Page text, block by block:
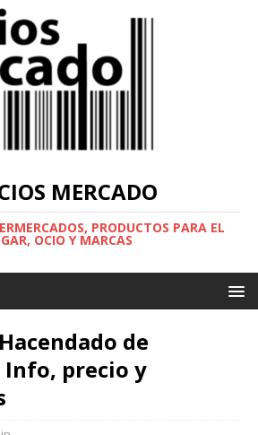
MERCADO
PRODUCTOS PARA EL
OCIO Y MARCAS
de
Info, precio y